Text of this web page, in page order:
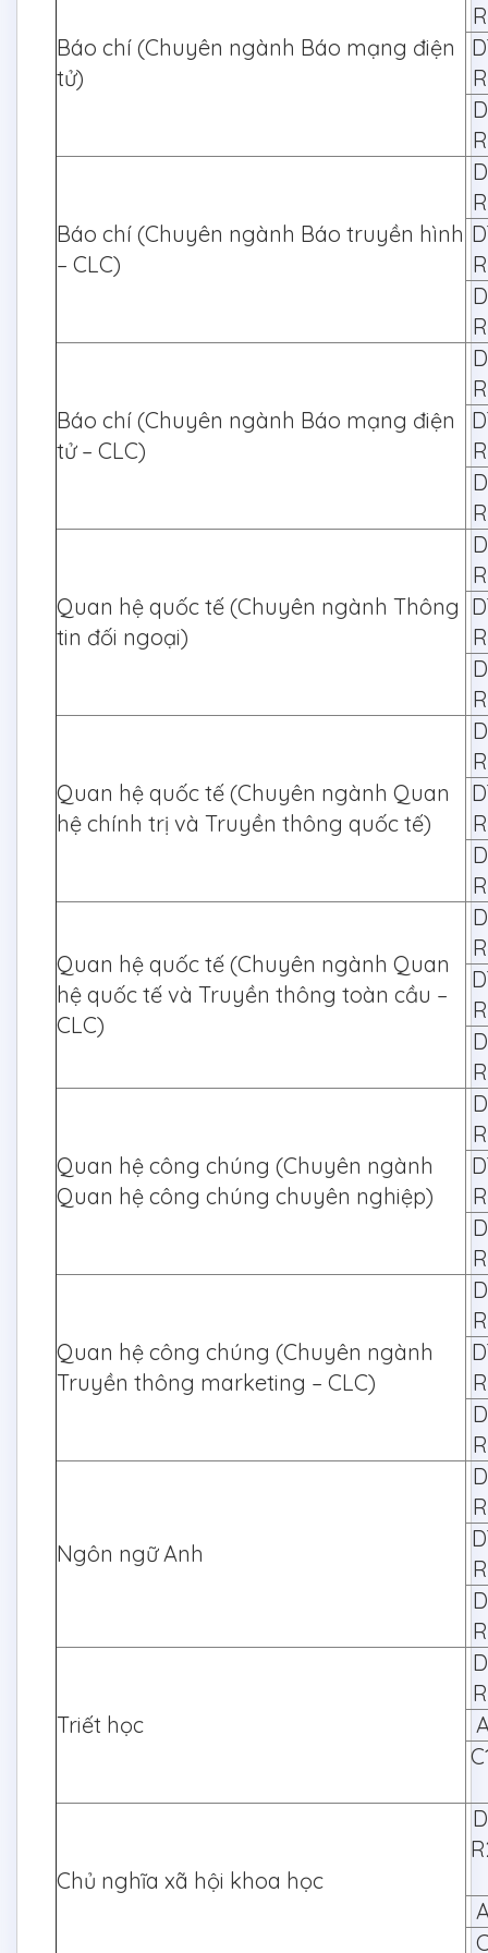
Báo chí (Chuyên ngành Báo mạng điện
tử)
Báo chí (Chuyên ngành Báo truyền hình
– CLC)
Báo chí (Chuyên ngành Báo mạng điện
tử – CLC)
Quan hệ quốc tế (Chuyên ngành Thông
tin đối ngoại)
Quan hệ quốc tế (Chuyên ngành Quan
hệ chính trị và Truyền thông quốc tế)
Quan hệ quốc tế (Chuyên ngành Quan
hệ quốc tế và Truyền thông toàn cầu –
CLC)
Quan hệ công chúng (Chuyên ngành
Quan hệ công chúng chuyên nghiệp)
Quan hệ công chúng (Chuyên ngành
Truyền thông marketing – CLC)
Ngôn ngữ Anh
Triết học
Chủ nghĩa xã hội khoa học